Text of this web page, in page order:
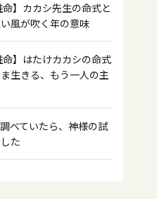
】カカシ先生の命式と
風が吹く年の意味
】はたけカカシの命式
生きる、もう一人の主
べていたら、神様の試
た